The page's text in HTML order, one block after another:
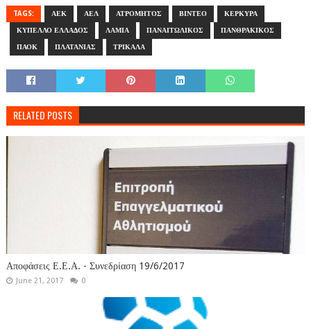
TAGS: ΑΕΚ ΑΕΛ ΑΤΡΟΜΗΤΟΣ ΒΙΝΤΕΟ ΚΕΡΚΥΡΑ
ΚΥΠΕΛΛΟ ΕΛΛΑΔΟΣ ΛΑΜΙΑ ΠΑΝΑΙΤΩΛΙΚΟΣ ΠΑΝΘΡΑΚΙΚΟΣ
ΠΑΟΚ ΠΛΑΤΑΝΙΑΣ ΤΡΙΚΑΛΑ
RELATED POSTS
Αποφάσεις Ε.Ε.Α. - Συνεδρίαση 19/6/2017
June 21, 2017 0